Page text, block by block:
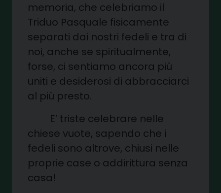
memoria, che celebriamo il
Triduo Pasquale fisicamente
separati dai nostri fedeli e tra di
noi, anche se spiritualmente,
forse, ci sentiamo ancora più
uniti e desiderosi di abbracciarci
al più presto.
E’ triste celebrare nelle
chiese vuote, sapendo che i
fedeli sono altrove, chiusi nelle
proprie case o addirittura senza
casa!